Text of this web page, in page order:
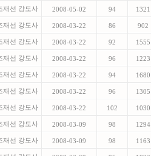
재선 강도사 2008-05-02 94 1321
재선 강도사 2008-03-22 86 902
재선 강도사 2008-03-22 92 1555
재선 강도사 2008-03-22 96 1223
재선 강도사 2008-03-22 94 1680
재선 강도사 2008-03-22 96 1305
재선 강도사 2008-03-22 102 1030
재선 강도사 2008-03-09 98 1294
재선 강도사 2008-03-09 98 1163